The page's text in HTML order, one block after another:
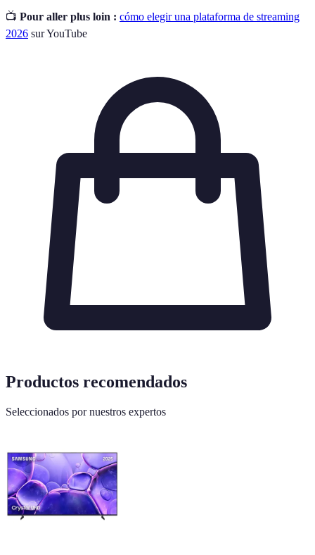
📺 Pour aller plus loin : cómo elegir una plataforma de streaming
2026 sur YouTube
Productos recomendados
Seleccionados por nuestros expertos